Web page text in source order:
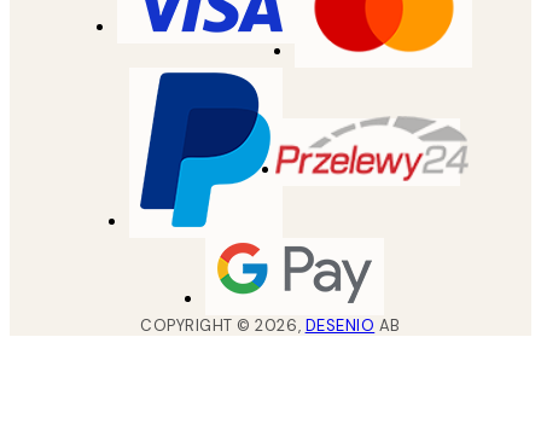
COPYRIGHT ©2026, DESENIO AB